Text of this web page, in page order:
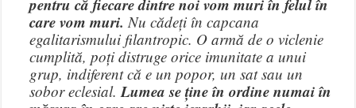
care vom muri. Nu cădeți în capcana
egalitarismului filantropic. O armă de o viclenie
cumplită, poți distruge orice imunitate a unui
grup, indiferent că e un popor, un sat sau un
sobor eclesial.Lumea se ține în ordine numai în